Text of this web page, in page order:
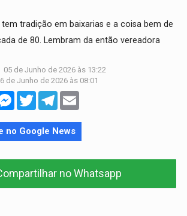
tradição em baixarias e a coisa bem de
de 80. Lembram da então vereadora
05 de Junho de 2026 às 13:22
de Junho de 2026 às 08:01
Messenger
TwitterTelegram
no Google News
no Whatsapp